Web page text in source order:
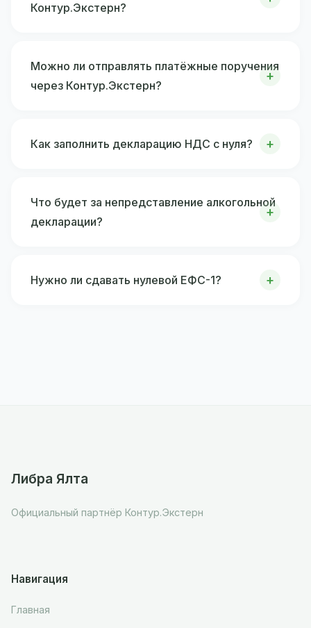
Контур.Экстерн?
Можно ли отправлять платёжные поручения
через Контур.Экстерн?
Как заполнить декларацию НДС с нуля?
Что будет за непредставление алкогольной
декларации?
Нужно ли сдавать нулевой ЕФС-1?
Либра Ялта
Официальный партнёр Контур.Экстерн
Навигация
Главная